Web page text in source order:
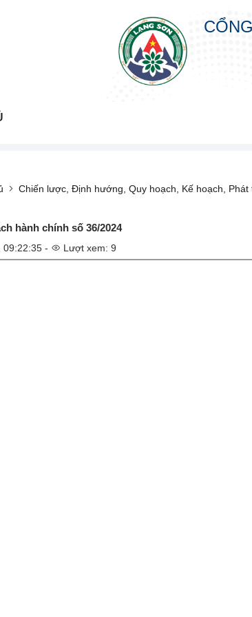
Chiến lược, Định hướng, Quy hoạch, Kế hoạch, Phát
hành chính số 36/2024
09:22:35 - Lượt xem: 9